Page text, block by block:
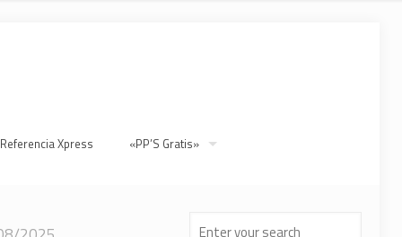
Xpress «PP’S Gratis»